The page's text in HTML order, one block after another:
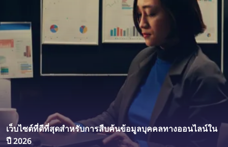
เว็บไซต์ที่ดีที่สุดสำหรับการสืบค้นข้อมูลบุคคลทางออนไลน์ใน
ปี 2026